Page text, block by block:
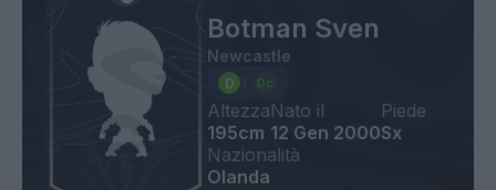
Botman Sven
Newcastle
Altezza
195cm
Nato il
12 Gen 2000
Piede
Sx
Nazionalità
Olanda